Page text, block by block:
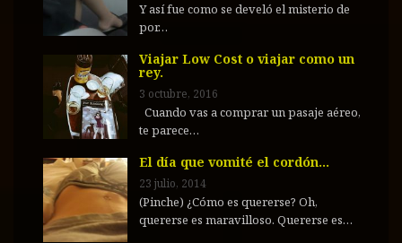
Y así fue como se develó el misterio de
por…
Viajar Low Cost o viajar como un
rey.
3 octubre, 2016
Cuando vas a comprar un pasaje aéreo,
te parece…
El día que vomité el cordón…
23 julio, 2014
(Pinche) ¿Cómo es quererse? Oh,
quererse es maravilloso. Quererse es…